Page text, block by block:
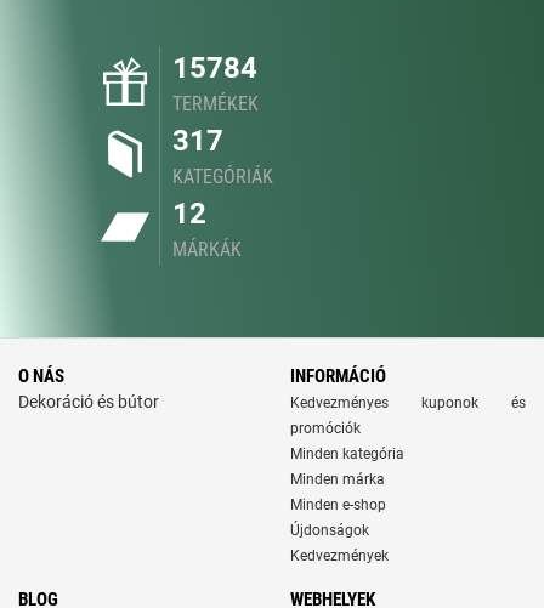
15784
TERMÉKEK
317
KATEGÓRIÁK
12
MÁRKÁK
O NÁS
Dekoráció és bútor
INFORMÁCIÓ
Kedvezményes kuponok és
promóciók
Minden kategória
Minden márka
Minden e-shop
Újdonságok
Kedvezmények
BLOG WEBHELYEK